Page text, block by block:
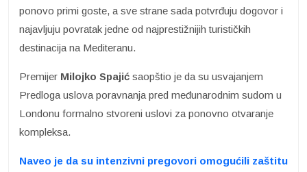
ponovo primi goste, a sve strane sada potvrđuju dogovor i
najavljuju povratak jedne od najprestižnijih turističkih
destinacija na Mediteranu.
Premijer Milojko Spajić saopštio je da su usvajanjem
Predloga uslova poravnanja pred međunarodnim sudom u
Londonu formalno stvoreni uslovi za ponovno otvaranje
kompleksa.
Naveo je da su intenzivni pregovori omogućili zaštitu